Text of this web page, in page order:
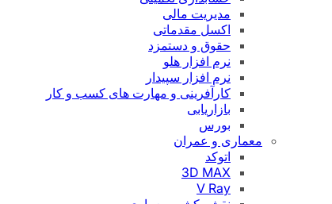
مدیریت مالی
اکسل مقدماتی
حقوق و دستمزد
نرم افزار هلو
نرم افزار سپیدار
کارآفرینی و مهارت های کسب و کار
بازاریابی
بورس
معماری و عمران
اتوکد
3D MAX
V Ray